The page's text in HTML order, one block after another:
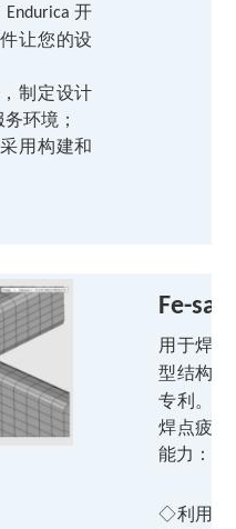
Endurica开
让您的设
制定设计
环境；
用构建和
Fe-
用于焊
型结构
专利。这
焊点疲劳
能力：
◇利用单